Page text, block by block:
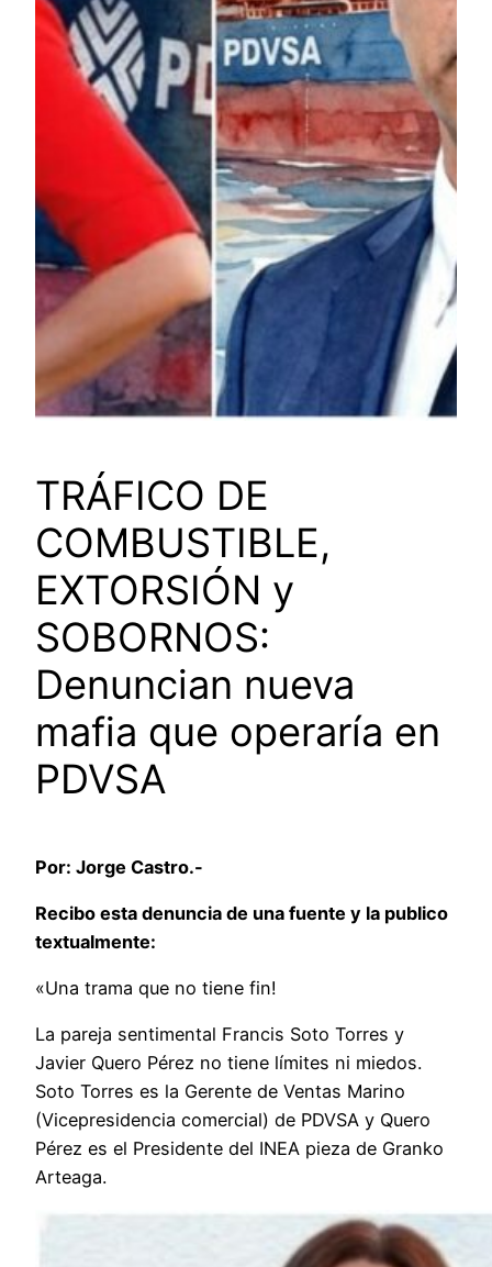
TRÁFICO DE
COMBUSTIBLE,
EXTORSIÓN y
SOBORNOS:
Denuncian nueva
mafia que operaría en
PDVSA
Por: Jorge Castro.-
Recibo esta denuncia de una fuente y la publico
textualmente:
«Una trama que no tiene fin!
La pareja sentimental Francis Soto Torres y
Javier Quero Pérez no tiene límites ni miedos.
Soto Torres es la Gerente de Ventas Marino
(Vicepresidencia comercial) de PDVSA y Quero
Pérez es el Presidente del INEA pieza de Granko
Arteaga.